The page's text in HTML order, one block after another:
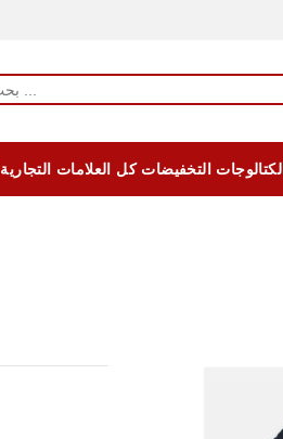
كل العلامات التجارية التخفيضات الكتالوجات